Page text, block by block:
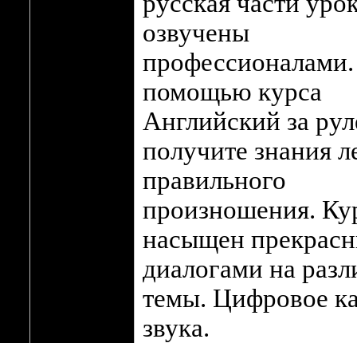
озвучены
помощью курса
Английский за
получите знания
правильного
произношения.
насыщен
диалогами на
темы. Цифровое
звука.